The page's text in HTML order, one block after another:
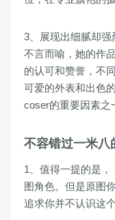
3、展现出细腻却
不言而喻，她的作
的认可和赞誉，不
可爱的外表和出色
coser的重要因素之
不容错过一米八
1、值得一提的是
图角色。但是原图
追求你并不认识这